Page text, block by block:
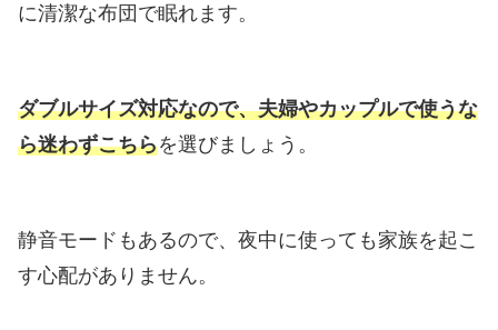
に清潔な布団で眠れます。
ダブルサイズ対応なので、夫婦やカップルで使うな
ら迷わずこちらを選びましょう。
静音モードもあるので、夜中に使っても家族を起こ
す心配がありません。